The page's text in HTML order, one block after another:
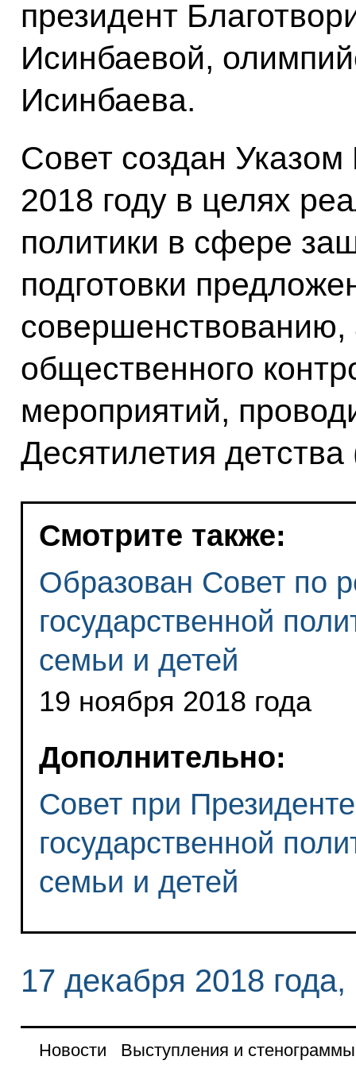
президент
Исинбаевой,
Исинбаева.
Совет создан
2018 году в целях
политики в сфере
подготовки
совершенствованию,
общественного
мероприятий,
Десятилетия
Смотрите также:
Образован Совет по
государственной
семьи и детей
19 ноября 2018 года
Дополнительно:
Совет при
государственной
семьи и детей
17 декабря 2018
Новости
Выступления и стенограммы